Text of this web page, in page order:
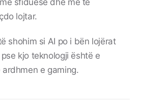
sfiduese dhe më të
lojtar.
shohim si AI po i bën lojërat
kjo teknologji është e
e gaming.